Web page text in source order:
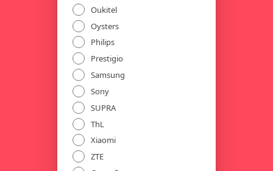
Oukitel
Oysters
Philips
Prestigio
Samsung
Sony
SUPRA
ThL
Xiaomi
ZTE